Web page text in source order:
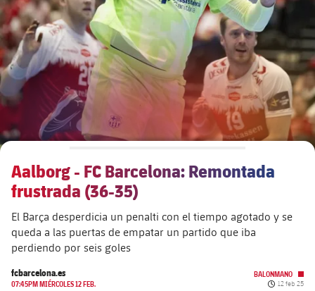
plusicon
más
Junta Directiva
Estructura ejecutiva
chevron-right
label.aria.chevronright
Órganos
chevron-right
label.aria.chevronright
Documents
chevron-right
label.aria.chevronright
Comisiones y órganos
chevron-right
label.aria.chevronright
plusicon
más
Barça Academy
Más que un club
Masia 360
La Masia
plusicon
más
Década a década
Jugadores de leyenda
Entrenadores
Aalborg - FC Barcelona: Remontada
frustrada (36-35)
El Barça desperdicia un penalti con el tiempo agotado y se
queda a las puertas de empatar un partido que iba
perdiendo por seis goles
fcbarcelona.es
07:45PM MIÉRCOLES 12 FEB.
BALONMANO
Fecha de
12 feb 25